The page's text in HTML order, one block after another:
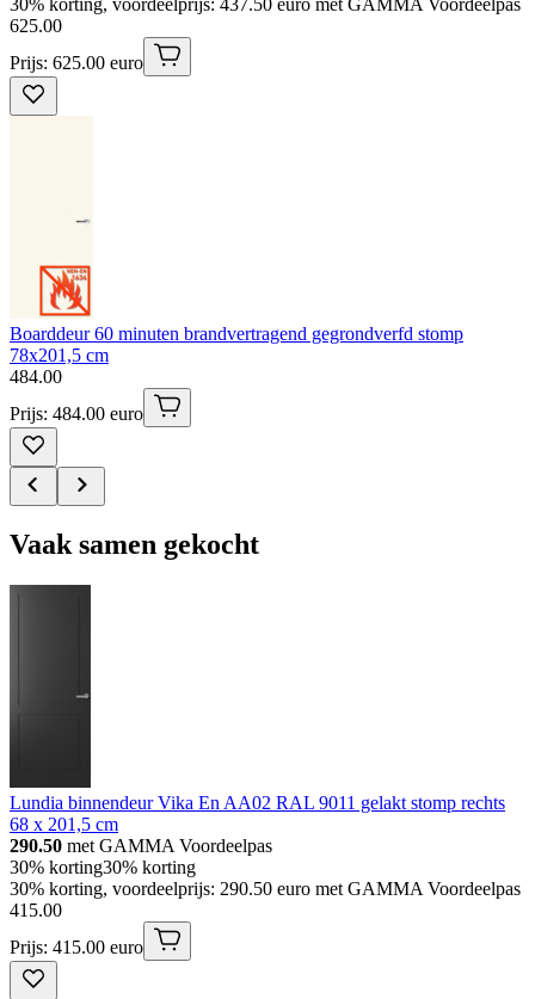
625.00
Prijs: 625.00 euro
Boarddeur 60 minuten brandvertragend gegrondverfd stomp
78x201,5 cm
484.00
Prijs: 484.00 euro
Vaak samen gekocht
Lundia binnendeur Vika En AA02 RAL 9011 gelakt stomp rechts
68 x 201,5 cm
290.50 met GAMMA Voordeelpas
30% korting30% korting
30% korting, voordeelprijs: 290.50 euro met GAMMA Voordeelpas
415.00
Prijs: 415.00 euro